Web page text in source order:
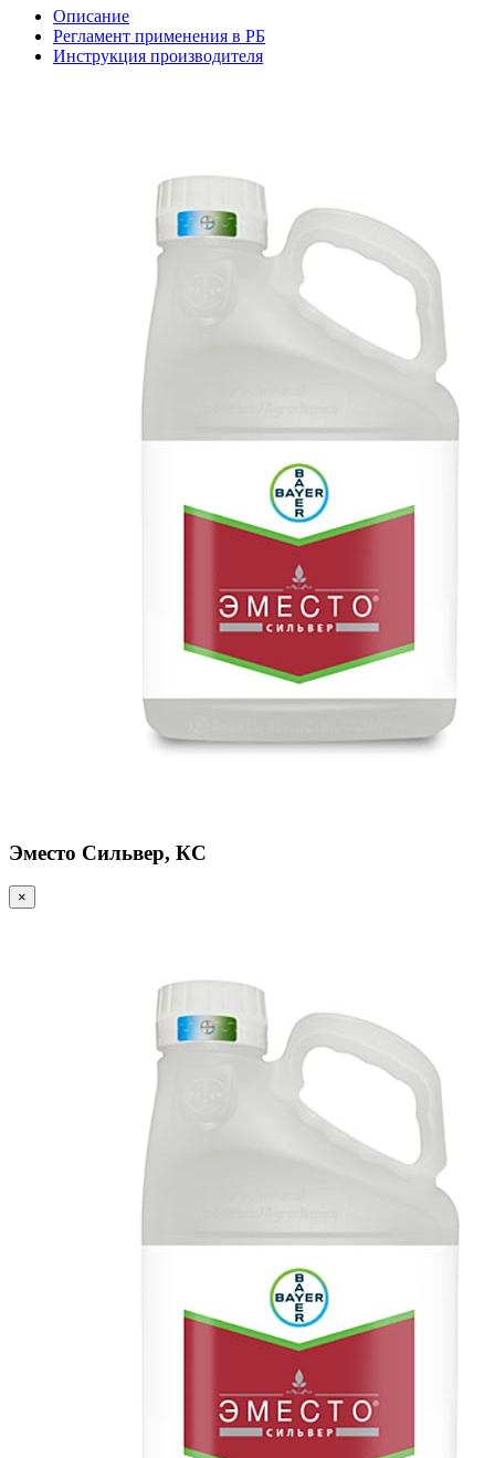
Описание
Регламент применения в РБ
Инструкция производителя
Эместо Сильвер, КС
×